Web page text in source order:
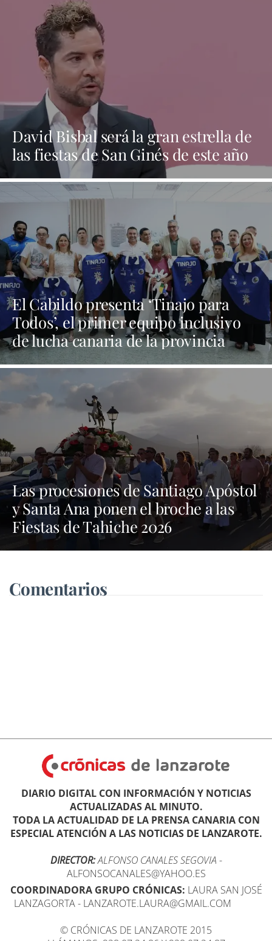
David Bisbal será la gran estrella de
las fiestas de San Ginés de este año
El Cabildo presenta ‘Tinajo para
Todos’, el primer equipo inclusivo
de lucha canaria de la provincia
Las procesiones de Santiago Apóstol
y Santa Ana ponen el broche a las
Fiestas de Tahiche 2026
Comentarios
DIARIO DIGITAL CON INFORMACIÓN Y NOTICIAS
ACTUALIZADAS AL MINUTO.
TODA LA ACTUALIDAD DE LA PRENSA CANARIA CON
ESPECIAL ATENCIÓN A LAS NOTICIAS DE LANZAROTE.
DIRECTOR:ALFONSO CANALES SEGOVIA -
ALFONSOCANALES@YAHOO.ES
COORDINADORA GRUPO CRÓNICAS: LAURA SAN JOSÉ
LANZAGORTA - LANZAROTE.LAURA@GMAIL.COM
© CRÓNICAS DE LANZAROTE 2015